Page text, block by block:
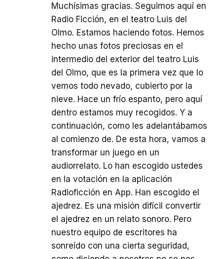
Muchísimas gracias. Seguimos aquí en
Radio Ficción, en el teatro Luis del
Olmo. Estamos haciendo fotos. Hemos
hecho unas fotos preciosas en el
intermedio del exterior del teatro Luis
del Olmo, que es la primera vez que lo
vemos todo nevado, cubierto por la
nieve. Hace un frío espanto, pero aquí
dentro estamos muy recogidos. Y a
continuación, como les adelantábamos
al comienzo de. De esta hora, vamos a
transformar un juego en un
audiorrelato. Lo han escogido ustedes
en la votación en la aplicación
Radioficción en App. Han escogido el
ajedrez. Es una misión difícil convertir
el ajedrez en un relato sonoro. Pero
nuestro equipo de escritores ha
sonreído con una cierta seguridad,